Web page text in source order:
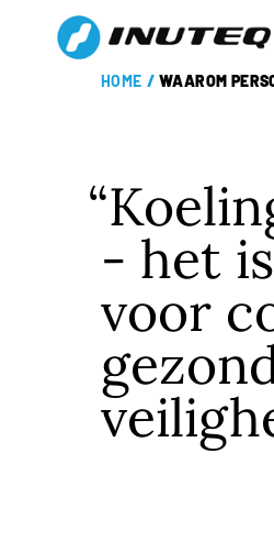
HOME / WAAROM
- het
voor